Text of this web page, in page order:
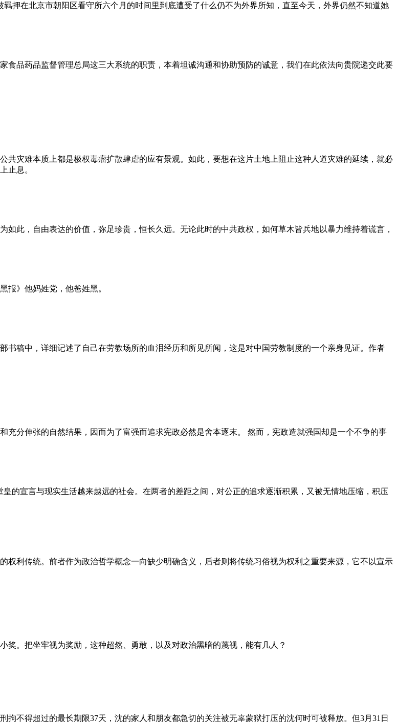
押在北京市朝阳区看守所六个月的时间里到底遭受了什么仍不为外界所知，直至今天，外界仍然不知道她
品药品监督管理总局这三大系统的职责，本着坦诚沟通和协助预防的诚意，我们在此依法向贵院递交此要
灾难本质上都是极权毒瘤扩散肆虐的应有景观。如此，要想在这片土地上阻止这种人道灾难的延续，就必
止息。
此，自由表达的价值，弥足珍贵，恒长久远。无论此时的中共政权，如何草木皆兵地以暴力维持着谎言，
报》他妈姓党，他爸姓黑。
书稿中，详细记述了自己在劳教场所的血泪经历和所见所闻，这是对中国劳教制度的一个亲身见证。作者
分伸张的自然结果，因而为了富强而追求宪政必然是舍本逐末。 然而，宪政造就强国却是一个不争的事
的宣言与现实生活越来越远的社会。在两者的差距之间，对公正的追求逐渐积累，又被无情地压缩，积压
权利传统。前者作为政治哲学概念一向缺少明确含义，后者则将传统习俗视为权利之重要来源，它不以宣示
。把坐牢视为奖励，这种超然、勇敢，以及对政治黑暗的蔑视，能有几人？
拘不得超过的最长期限37天，沈的家人和朋友都急切的关注被无辜蒙狱打压的沈何时可被释放。但3月31日